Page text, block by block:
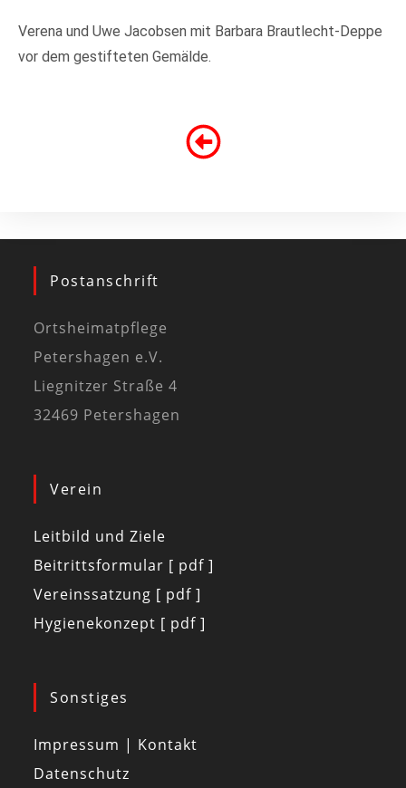
Verena und Uwe Jacobsen mit Barbara Brautlecht-Deppe
vor dem gestifteten Gemälde.
Postanschrift
Ortsheimatpflege
Petershagen e.V.
Liegnitzer Straße 4
32469 Petershagen
Verein
Leitbild und Ziele
Beitrittsformular [ pdf ]
Vereinssatzung [ pdf ]
Hygienekonzept [ pdf ]
Sonstiges
Impressum | Kontakt
Datenschutz